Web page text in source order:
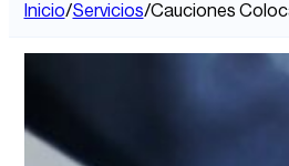
Inicio/Servicios/Cauciones